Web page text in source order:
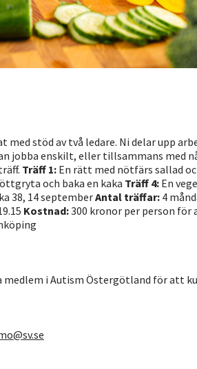
stöd av två ledare. Ni delar upp
jobba enskilt, eller tillsammans med
Träff 1: En rätt med nötfärs sallad
och baka en kaka Träff 4: En
38, 14 septemberAntal träffar: 4
Kostnad:300 kronor per person för
medlem i Autism Östergötland för att